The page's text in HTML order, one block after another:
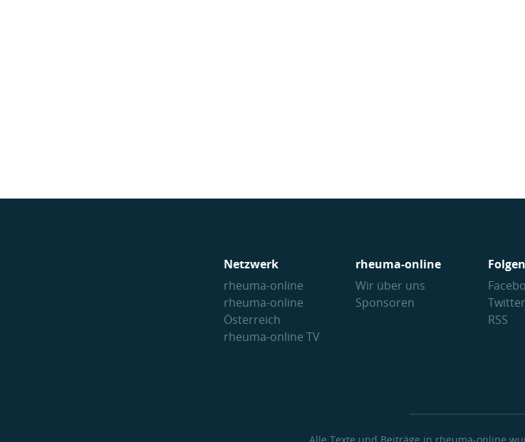
Netzwerk
rheuma-online
rheuma-online
Österreich
rheuma-online TV
rheuma-online
Wir über uns
Sponsoren
Twitter
RSS